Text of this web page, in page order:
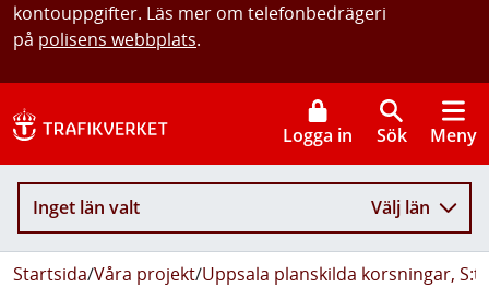
kontouppgifter. Läs mer om telefonbedrägeri
på polisens webbplats.
Logga in Sök Meny
Inget län valt Välj län
Startsida/Våra projekt/Uppsala planskilda korsningar, S:t